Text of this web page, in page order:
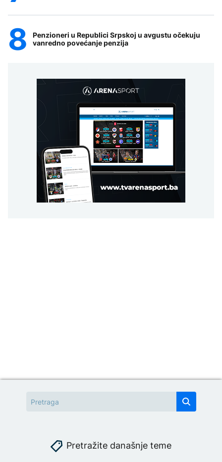
Penzioneri u Republici Srpskoj u avgustu očekuju
vanredno povećanje penzija
Pretražite današnje teme